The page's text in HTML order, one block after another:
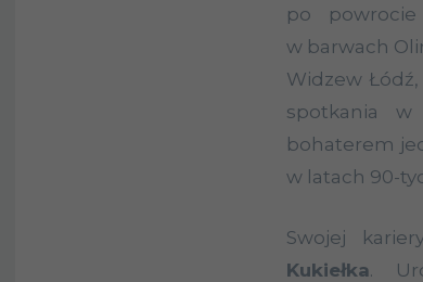
po
w barwach
Widzew Łódź,
spotkania w
bohaterem
w latach 90-
Swojej
Kukiełka.